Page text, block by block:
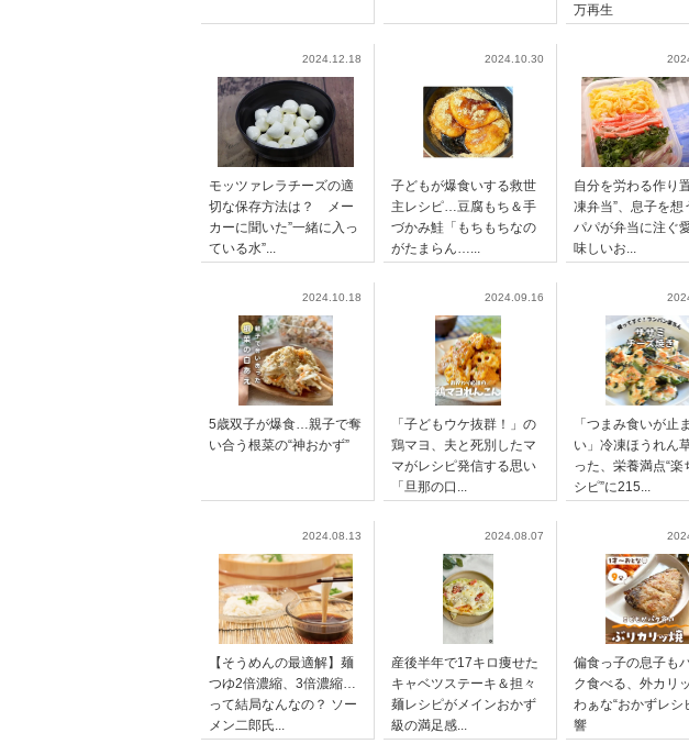
万再生
2024.12.18
モッツァレラチーズの適
切な保存方法は？ メー
カーに聞いた”一緒に入っ
ている水”...
2024.10.30
子どもが爆食いする救世
主レシピ…豆腐もち＆手
づかみ鮭「もちもちなの
がたまらん…...
自分を労わる作り
凍弁当”、息子を想
パパが弁当に注ぐ
味しいお...
2024.10.18
5歳双子が爆食…親子で奪
い合う根菜の“神おかず”
2024.09.16
「子どもウケ抜群！」の
鶏マヨ、夫と死別したマ
マがレシピ発信する思い
「旦那の口...
「つまみ食いが止
い」冷凍ほうれん
った、栄養満点“楽
シピ”に215...
2024.08.13
【そうめんの最適解】麺
つゆ2倍濃縮、3倍濃縮…
って結局なんなの？ ソー
メン二郎氏...
2024.08.07
産後半年で17キロ痩せた
キャベツステーキ＆担々
麺レシピがメインおかず
級の満足感...
偏食っ子の息子も
ク食べる、外カリ
わぁな“おかずレシ
響